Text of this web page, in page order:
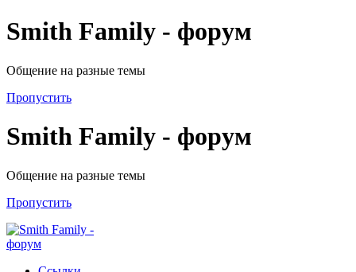
Smith Family - форум
Общение на разные темы
Пропустить
Smith Family - форум
Общение на разные темы
Пропустить